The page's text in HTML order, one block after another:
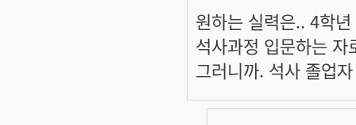
원하는 실력은.. 4학
석사과정 입문하는
그러니까. 석사 졸업